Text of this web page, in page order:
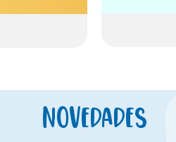
Novedades